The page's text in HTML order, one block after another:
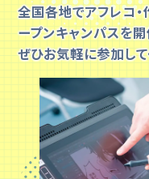
全国各地でアフレコ
ープンキャンパスを開
ぜひお気軽に参加し